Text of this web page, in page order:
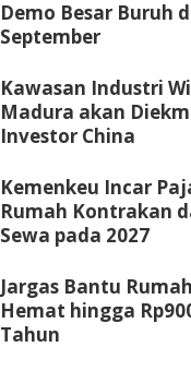
Demo Besar Buruh
September
Kawasan Industri
Madura akan
Investor China
Kemenkeu Incar
Rumah Kontrakan
Sewa pada 2027
Jargas Bantu
Hemat hingga
Tahun